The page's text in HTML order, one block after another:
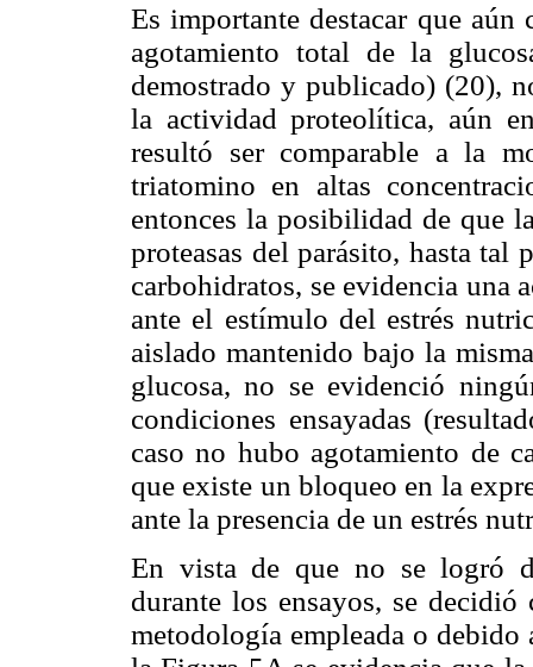
Es importante destacar que
agotamiento total de la
demostrado y publicado) (20),
la actividad proteolítica, aún
resultó ser comparable a la
triatomino en altas
entonces la posibilidad de que
proteasas del parásito, hasta tal
carbohidratos, se evidencia una
ante el estímulo del estrés
aislado mantenido bajo la
glucosa, no se evidenció
condiciones ensayadas
caso no hubo agotamiento de
que existe un bloqueo en la
ante la presencia de un estrés
En vista de que no se logró
durante los ensayos, se
metodología empleada o